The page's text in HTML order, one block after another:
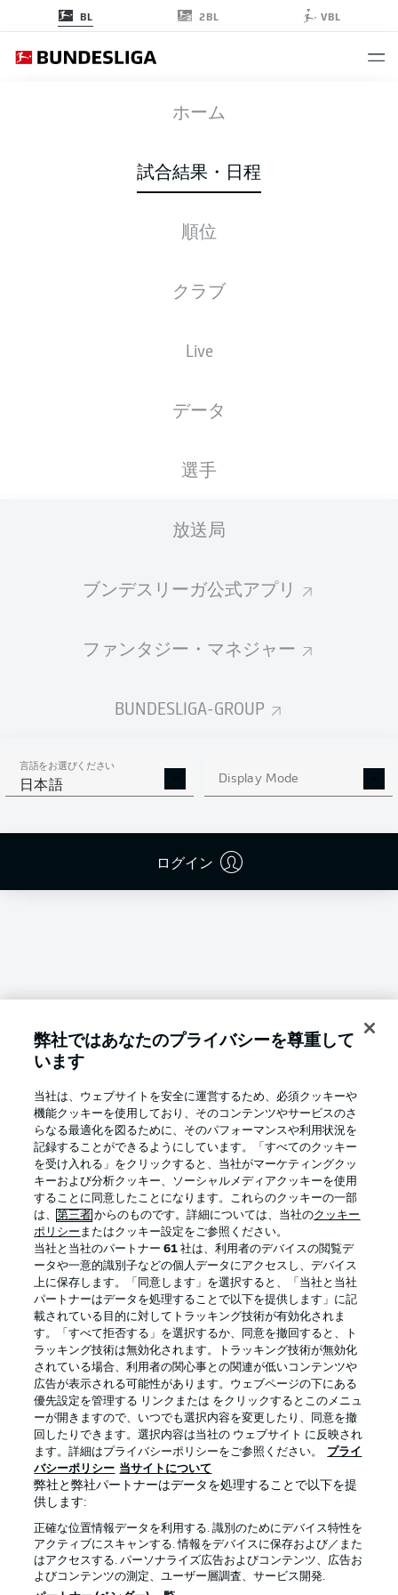
BL 2BL VBL
ホーム
試合結果・日程
順位
クラブ
Live
データ
選手
放送局
ブンデスリーガ公式アプリ
ファンタジー・マネジャー
BUNDESLIGA-GROUP
言語をお選びください
日本語 Display Mode
ログイン
SCP HSV
スターティングメンバー
金, 23.10.2026 - 日, 25.10.2026
広告
Welcome along and thanks for joining us for build-up
Football as it's meant to be
BUNDESLIGA APP
Official Partners
プライバシー・ポリシー 優先設定を管理する
弊社ではあなたのプライバシーを尊重して
います
当社は、ウェブサイトを安全に運営するため、必須クッキーや
機能クッキーを使用しており、そのコンテンツやサービスのさ
らなる最適化を図るために、そのパフォーマンスや利用状況を
記録することができるようにしています。「すべてのクッキー
を受け入れる」をクリックすると、当社がマーケティングクッ
キーおよび分析クッキー、ソーシャルメディアクッキーを使用
することに同意したことになります。これらのクッキーの一部
は、第三者 からのものです。詳細については、当社のクッキー
ポリシー またはクッキー設定をご参照ください。
当社と当社のパートナー61 社は、利用者のデバイスの閲覧デ
ータや一意的識別子などの個人データにアクセスし、デバイス
上に保存します。「同意します」を選択すると、「当社と当社
パートナーはデータを処理することで以下を提供します」に記
載されている目的に対してトラッキング技術が有効化されま
す。「すべて拒否する」を選択するか、同意を撤回すると、ト
ラッキング技術は無効化されます。トラッキング技術が無効化
されている場合、利用者の関心事との関連が低いコンテンツや
広告が表示される可能性があります。ウェブページの下にある
優先設定を管理する リンクまたは をクリックするとこのメニュ
ーが開きますので、いつでも選択内容を変更したり、同意を撤
回したりできます。選択内容は当社の ウェブサイト に反映され
ます。詳細はプライバシーポリシーをご参照ください。
プライ
バシーポリシー 当サイトについて
弊社と弊社パートナーはデータを処理することで以下を提
供します:
正確な位置情報データを利用する. 識別のためにデバイス特性を
アクティブにスキャンする. 情報をデバイスに保存および／また
はアクセスする. パーソナライズ広告およびコンテンツ、広告お
よびコンテンツの測定、ユーザー層調査、サービス開発.